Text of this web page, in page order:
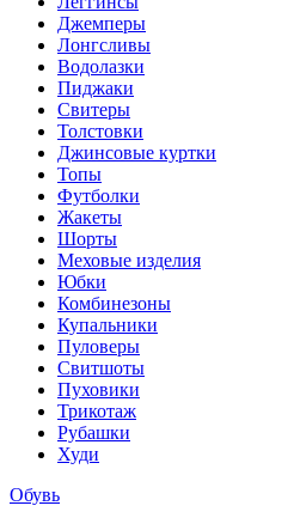
Джемперы
Лонгсливы
Водолазки
Пиджаки
Свитеры
Толстовки
Джинсовые куртки
Топы
Футболки
Жакеты
Шорты
Меховые изделия
Юбки
Комбинезоны
Купальники
Пуловеры
Свитшоты
Пуховики
Трикотаж
Рубашки
Худи
Обувь